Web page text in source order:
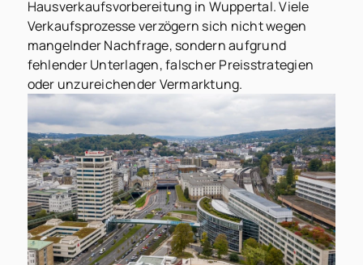
Hausverkaufsvorbereitung in Wuppertal. Viele
Verkaufsprozesse verzögern sich nicht wegen
mangelnder Nachfrage, sondern aufgrund
fehlender Unterlagen, falscher Preisstrategien
oder unzureichender Vermarktung.